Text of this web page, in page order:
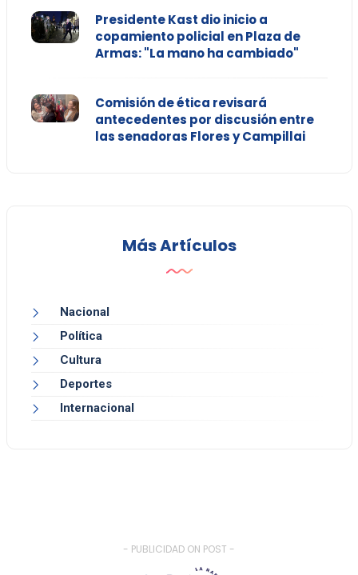
Presidente Kast dio inicio a
copamiento policial en Plaza de
Armas: "La mano ha cambiado"
Comisión de ética revisará
antecedentes por discusión entre
las senadoras Flores y Campillai
Más Artículos
Nacional
Política
Cultura
Deportes
Internacional
- PUBLICIDAD ON POST -